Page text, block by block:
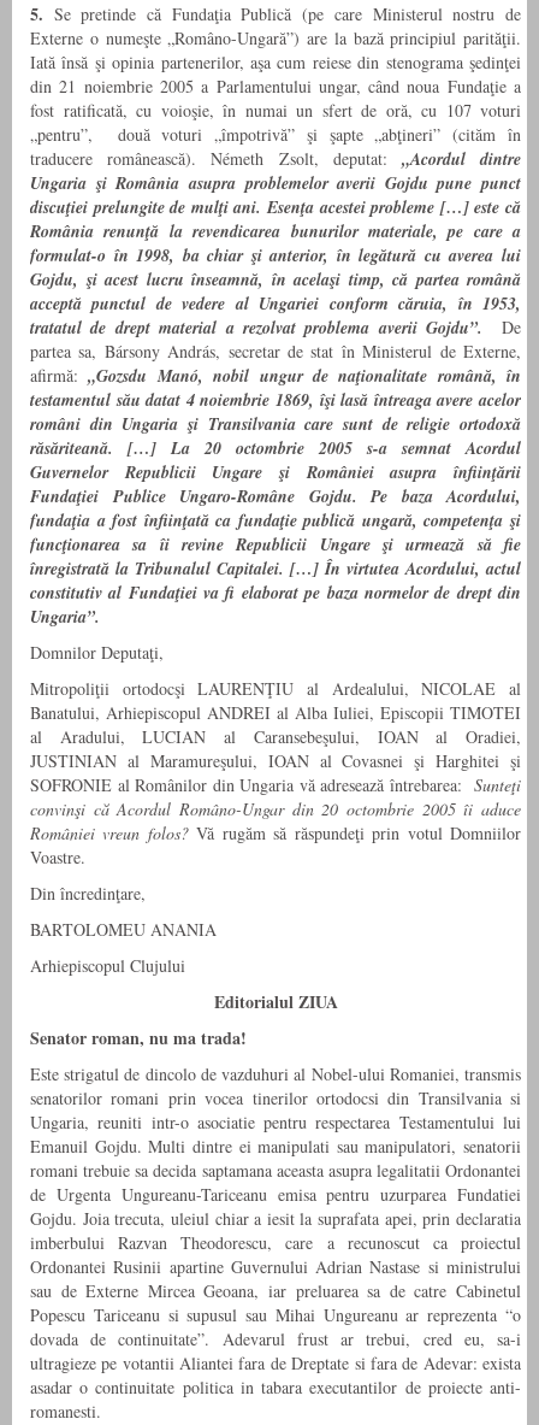
5. Se pretinde că Fundaţia Publică (pe care Ministerul nostru de
Externe o numeşte „Româno-Ungară”) are la bază principiul parităţii.
Iată însă şi opinia partenerilor, aşa cum reiese din stenograma şedinţei
din 21 noiembrie 2005 a Parlamentului ungar, când noua Fundaţie a
fost ratificată, cu voioşie, în numai un sfert de oră, cu 107 voturi
„pentru”, două voturi „împotrivă” şi şapte „abţineri” (cităm în
traducere românească). Németh Zsolt, deputat: „Acordul dintre
Ungaria şi România asupra problemelor averii Gojdu pune punct
discuţiei prelungite de mulţi ani. Esenţa acestei probleme […] este că
România renunţă la revendicarea bunurilor materiale, pe care a
formulat-o în 1998, ba chiar şi anterior, în legătură cu averea lui
Gojdu, şi acest lucru înseamnă, în acelaşi timp, că partea română
acceptă punctul de vedere al Ungariei conform căruia, în 1953,
tratatul de drept material a rezolvat problema averii Gojdu”.
De
partea sa, Bársony András, secretar de stat în Ministerul de Externe,
afirmă: „Gozsdu Manó, nobil ungur de naţionalitate română, în
testamentul său datat 4 noiembrie 1869, îşi lasă întreaga avere acelor
români din Ungaria şi Transilvania care sunt de religie ortodoxă
răsăriteană. […] La 20 octombrie 2005 s-a semnat Acordul
Guvernelor Republicii Ungare şi României asupra înfiinţării
Fundaţiei Publice Ungaro-Române Gojdu. Pe baza Acordului,
fundaţia a fost înfiinţată ca fundaţie publică ungară, competenţa şi
funcţionarea sa îi revine Republicii Ungare şi urmează să fie
înregistrată la Tribunalul Capitalei. […] În virtutea Acordului, actul
constitutiv al Fundaţiei va fi elaborat pe baza normelor de drept din
Ungaria”.
Domnilor Deputaţi,
Mitropoliţii ortodocşi LAURENŢIU al Ardealului, NICOLAE al
Banatului, Arhiepiscopul ANDREI al Alba Iuliei, Episcopii TIMOTEI
al Aradului, LUCIAN al Caransebeşului, IOAN al Oradiei,
JUSTINIAN al Maramureşului, IOAN al Covasnei şi Harghitei şi
SOFRONIE al Românilor din Ungaria vă adresează întrebarea: Sunteţi
convinşi că Acordul Româno-Ungar din 20 octombrie 2005 îi aduce
României vreun folos?Vă rugăm să răspundeţi prin votul Domniilor
Voastre.
Din încredinţare,
BARTOLOMEU ANANIA
Arhiepiscopul Clujului
Editorialul ZIUA
Senator roman, nu ma trada!
Este strigatul de dincolo de vazduhuri al Nobel-ului Romaniei, transmis
senatorilor romani prin vocea tinerilor ortodocsi din Transilvania si
Ungaria, reuniti intr-o asociatie pentru respectarea Testamentului lui
Emanuil Gojdu. Multi dintre ei manipulati sau manipulatori, senatorii
romani trebuie sa decida saptamana aceasta asupra legalitatii Ordonantei
de Urgenta Ungureanu-Tariceanu emisa pentru uzurparea Fundatiei
Gojdu. Joia trecuta, uleiul chiar a iesit la suprafata apei, prin declaratia
imberbului Razvan Theodorescu, care a recunoscut ca proiectul
Ordonantei Rusinii apartine Guvernului Adrian Nastase si ministrului
sau de Externe Mircea Geoana, iar preluarea sa de catre Cabinetul
Popescu Tariceanu si supusul sau Mihai Ungureanu ar reprezenta “o
dovada de continuitate”. Adevarul frust ar trebui, cred eu, sa-i
ultragieze pe votantii Aliantei fara de Dreptate si fara de Adevar: exista
asadar o continuitate politica in tabara executantilor de proiecte anti-
romanesti.